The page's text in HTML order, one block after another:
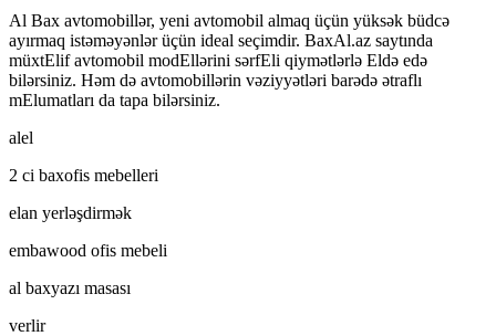
Al Bax avtomobillər, yeni avtomobil almaq üçün yüksək büdcə
ayırmaq istəməyənlər üçün ideal seçimdir. BaxAl.az saytında
müxtElif avtomobil modEllərini sərfEli qiymətlərlə Eldə edə
bilərsiniz. Həm də avtomobillərin vəziyyətləri barədə ətraflı
mElumatları da tapa bilərsiniz.
alel
2 ci baxofis mebelleri
elan yerləşdirmək
embawood ofis mebeli
al baxyazı masası
verlir